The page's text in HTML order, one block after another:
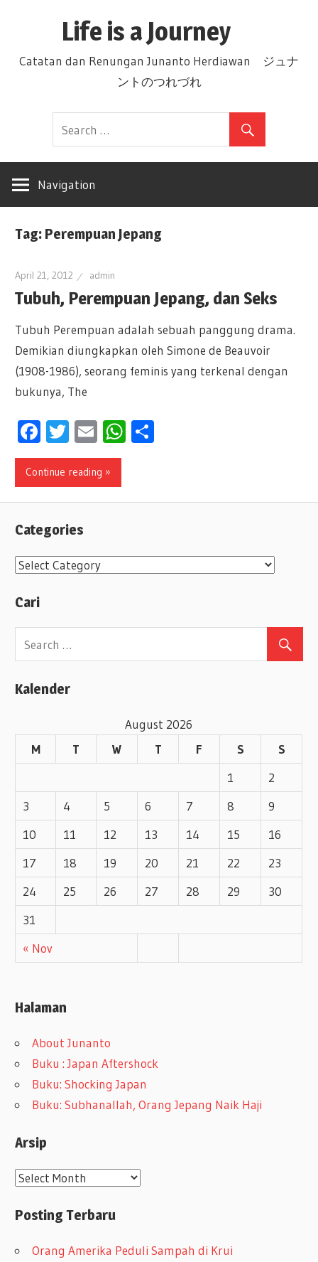
Life is a Journey
Catatan dan Renungan Junanto Herdiawan ジュナ
ントのつれづれ
Navigation
Tag: Perempuan Jepang
April 21, 2012 admin
Tubuh, Perempuan Jepang, dan Seks
Tubuh Perempuan adalah sebuah panggung drama.
Demikian diungkapkan oleh Simone de Beauvoir
(1908-1986), seorang feminis yang terkenal dengan
bukunya, The
Facebook
Twitter
EmailWhatsApp
Continue reading »
Categories
C
t
e
r
Cari
Kalender
August 2026
M
T W T F S S
« Nov
1
2
3
4 5 6 7 8
9
10
11 12 13 14 15
16
17
18 19 20 21 22
23
24
25 26 27 28 29
30
31
Halaman
About Junanto
Buku : Japan Aftershock
Buku: Shocking Japan
Buku: Subhanallah, Orang Jepang Naik Haji
Arsip
A
s
Posting Terbaru
Orang Amerika Peduli Sampah di Krui